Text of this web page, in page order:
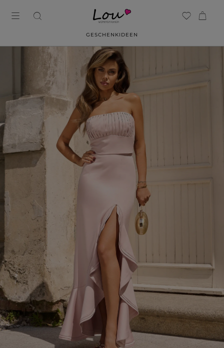
GESCHENKIDEEN